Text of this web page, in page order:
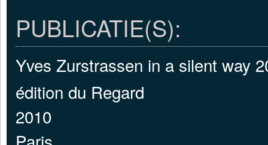
PUBLICATIE(S):
Yves Zurstrassen in a silent way
édition du Regard
2010